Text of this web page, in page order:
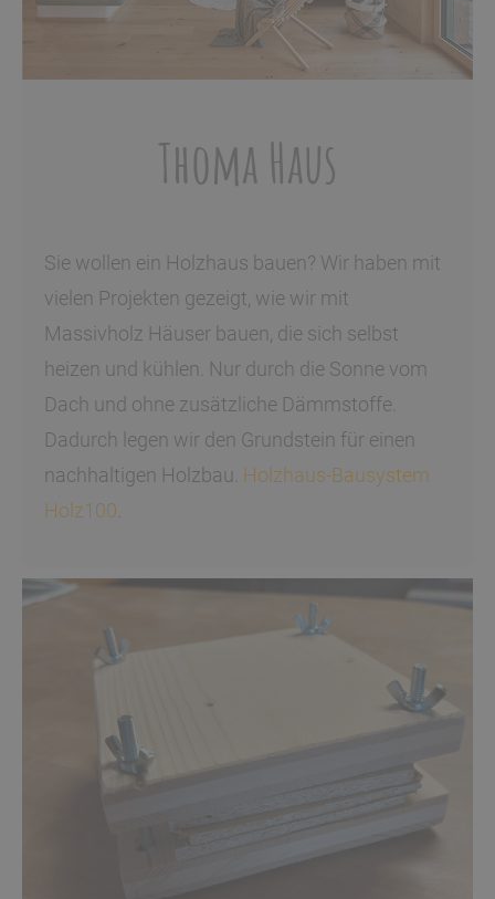
Kräuterkasten und ihre Wohnung, ihr Haus
riecht herrlich nach Aromen von Kräutern und
Thoma Haus
Sie wollen ein Holzhaus bauen? Wir haben mit
vielen Projekten gezeigt, wie wir mit
Massivholz Häuser bauen, die sich selbst
heizen und kühlen. Nur durch die Sonne vom
Dach und ohne zusätzliche Dämmstoffe.
Dadurch legen wir den Grundstein für einen
nachhaltigen Holzbau. Holzhaus-Bausystem
Holz100